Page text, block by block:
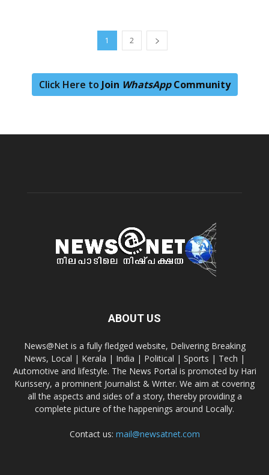
1 2
Click Here to Join WhatsAppCommunity
ABOUT US
News@Net is a fully fledged website, Delivering Breaking
News, Local | Kerala | India | Political | Sports | Tech |
Automotive and lifestyle. The News Portal is promoted by Hari
Kurissery, a prominent Journalist & Writer. We aim at covering
all the aspects and sides of a story, thereby providing a
complete picture of the happenings around Locally.
Contact us: mail@newsatnet.com